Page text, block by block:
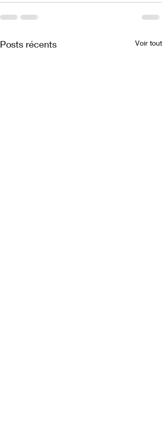
Posts récents Voir tout